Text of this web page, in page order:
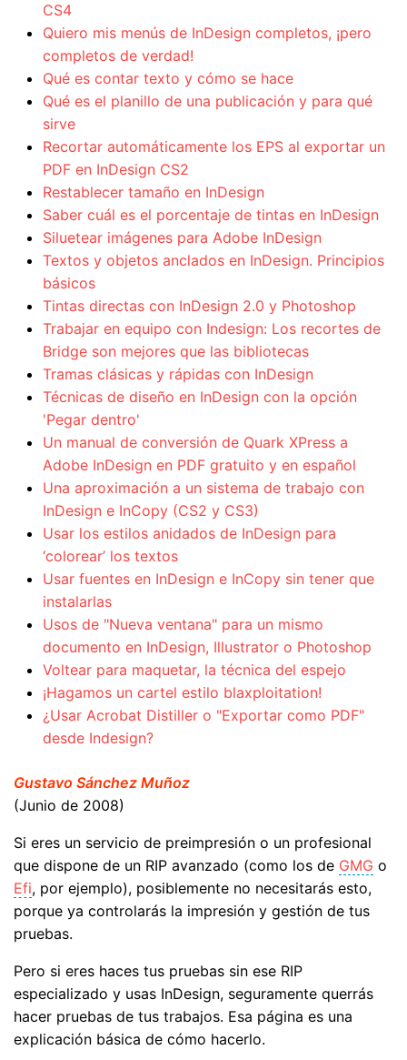
CS4
Quiero mis menús de InDesign completos, ¡pero
completos de verdad!
Qué es contar texto y cómo se hace
Qué es el planillo de una publicación y para qué
sirve
Recortar automáticamente los EPS al exportar un
PDF en InDesign CS2
Restablecer tamaño en InDesign
Saber cuál es el porcentaje de tintas en InDesign
Siluetear imágenes para Adobe InDesign
Textos y objetos anclados en InDesign. Principios
básicos
Tintas directas con InDesign 2.0 y Photoshop
Trabajar en equipo con Indesign: Los recortes de
Bridge son mejores que las bibliotecas
Tramas clásicas y rápidas con InDesign
Técnicas de diseño en InDesign con la opción
'Pegar dentro'
Un manual de conversión de Quark XPress a
Adobe InDesign en PDF gratuito y en español
Una aproximación a un sistema de trabajo con
InDesign e InCopy (CS2 y CS3)
Usar los estilos anidados de InDesign para
‘colorear’ los textos
Usar fuentes en InDesign e InCopy sin tener que
instalarlas
Usos de "Nueva ventana" para un mismo
documento en InDesign, Illustrator o Photoshop
Voltear para maquetar, la técnica del espejo
¡Hagamos un cartel estilo blaxploitation!
¿Usar Acrobat Distiller o "Exportar como PDF"
desde Indesign?
Gustavo Sánchez Muñoz
(Junio de 2008)
Si eres un servicio de preimpresión o un profesional
que dispone de un RIP avanzado (como los de GMG o
Efi, por ejemplo), posiblemente no necesitarás esto,
porque ya controlarás la impresión y gestión de tus
pruebas.
Pero si eres haces tus pruebas sin ese RIP
especializado y usas InDesign, seguramente querrás
hacer pruebas de tus trabajos. Esa página es una
explicación básica de cómo hacerlo.